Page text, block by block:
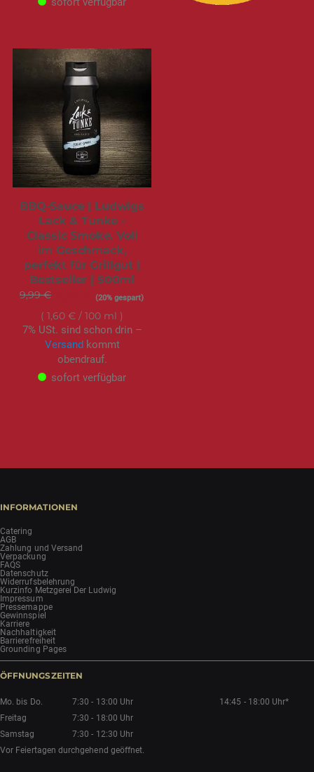
BBQ-Sauce | Ludwigs
Lack & Tunke -
Classic Smoke. Voll
im Geschmack,
perfekt für Grillgut |
Bestseller | 500ml
9,99 € Sonderangebot(20% gespart)
1,60 € / 100 ml
7% USt. sind schon drin –
Versand kommt
obendrauf.
sofort verfügbar
INFORMATIONEN
Catering
AGB
Zahlung und Versand
Verpackung
FAQS
Datenschutz
Widerrufsbelehrung
Kurzinfo Metzgerei Der Ludwig
Impressum
Pressemappe
Gewinnspiel
Karriere
Nachhaltigkeit
Barrierefreiheit
Grounding Pages
ÖFFNUNGSZEITEN
Mo. bis Do. 7:30 - 13:00 Uhr
14:45 - 18:00 Uhr*
Freitag
7:30 - 18:00 Uhr
Samstag
7:30 - 12:30 Uhr
Vor Feiertagen durchgehend geöffnet.